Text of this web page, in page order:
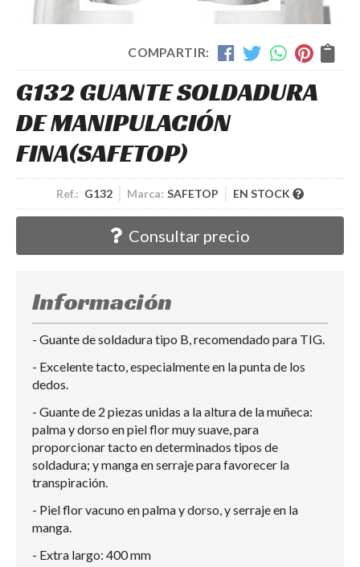
COMPARTIR:
G132 GUANTE SOLDADURA
DE MANIPULACIÓN
FINA(SAFETOP)
Ref.: G132 Marca: SAFETOP EN STOCK
Consultar precio
Información
- Guante de soldadura tipo B, recomendado para TIG.
- Excelente tacto, especialmente en la punta de los
dedos.
- Guante de 2 piezas unidas a la altura de la muñeca:
palma y dorso en piel flor muy suave, para
proporcionar tacto en determinados tipos de
soldadura; y manga en serraje para favorecer la
transpiración.
- Piel flor vacuno en palma y dorso, y serraje en la
manga.
- Extra largo: 400 mm